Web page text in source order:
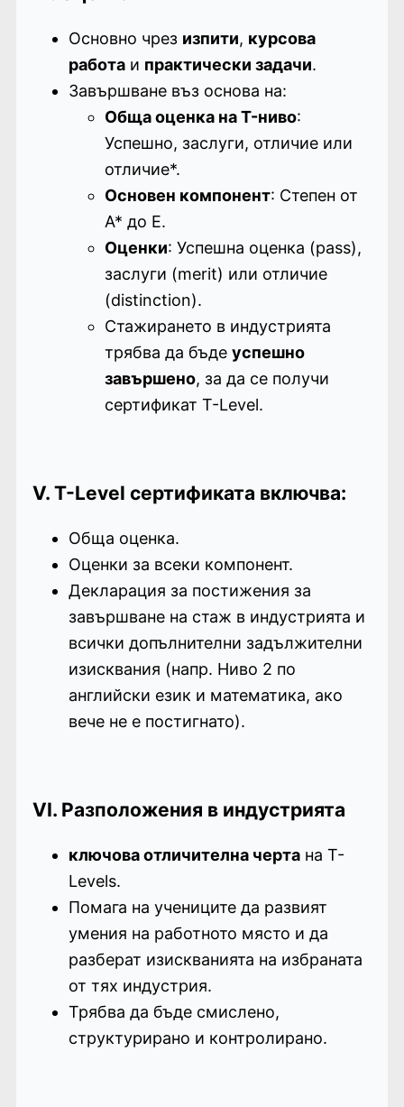
Основно чрез изпити, курсова
работаи практически задачи.
Завършване въз основа на:
Обща оценка на T-ниво:
Успешно, заслуги, отличие или
отличие*.
Основен компонент: Степен от
A* до E.
Оценки: Успешна оценка (pass),
заслуги (merit) или отличие
(distinction).
Стажирането в индустрията
трябва да бъде успешно
завършено, за да се получи
сертификат T-Level.
V. T-Level сертификата включва:
Обща оценка.
Оценки за всеки компонент.
Декларация за постижения за
завършване на стаж в индустрията и
всички допълнителни задължителни
изисквания (напр. Ниво 2 по
английски език и математика, ако
вече не е постигнато).
VI. Разположения в индустрията
ключова отличителна чертана T-
Levels.
Помага на учениците да развият
умения на работното място и да
разберат изискванията на избраната
от тях индустрия.
Трябва да бъде смислено,
структурирано и контролирано.